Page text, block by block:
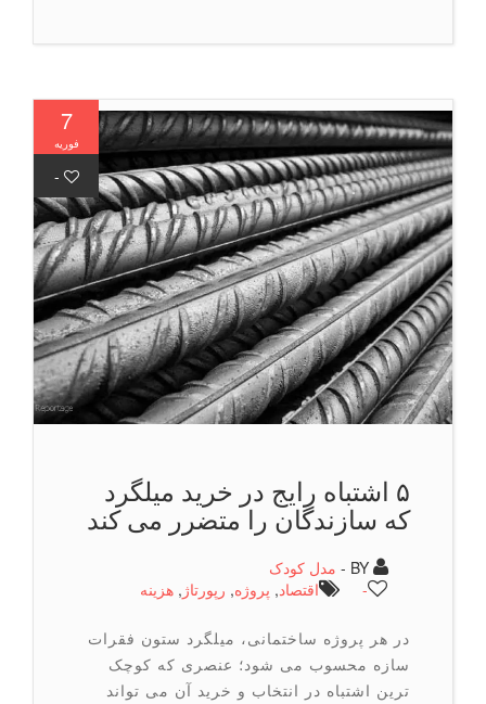
7
-
۵ اشتباه رایج در خرید میلگرد
که سازندگان را متضرر می کند
مدل کودک
اقتصاد,پروژه,رپورتاژ, هزینه
در هر پروژه ساختمانی، میلگرد ستون فقرات
سازه محسوب می ‌شود؛ عنصری که کوچک
‌ترین اشتباه در انتخاب و خرید آن می ‌تواند